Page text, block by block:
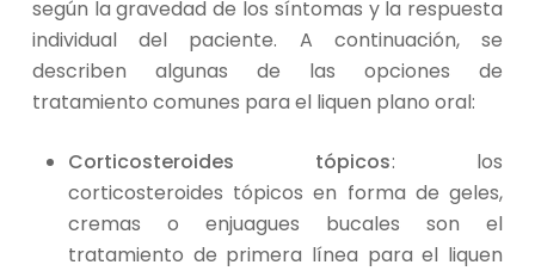
según la gravedad de los síntomas y la respuesta
individual del paciente. A continuación, se
describen algunas de las opciones de
tratamiento comunes para el liquen plano oral:
Corticosteroides tópicos: los
corticosteroides tópicos en forma de geles,
cremas o enjuagues bucales son el
tratamiento de primera línea para el liquen